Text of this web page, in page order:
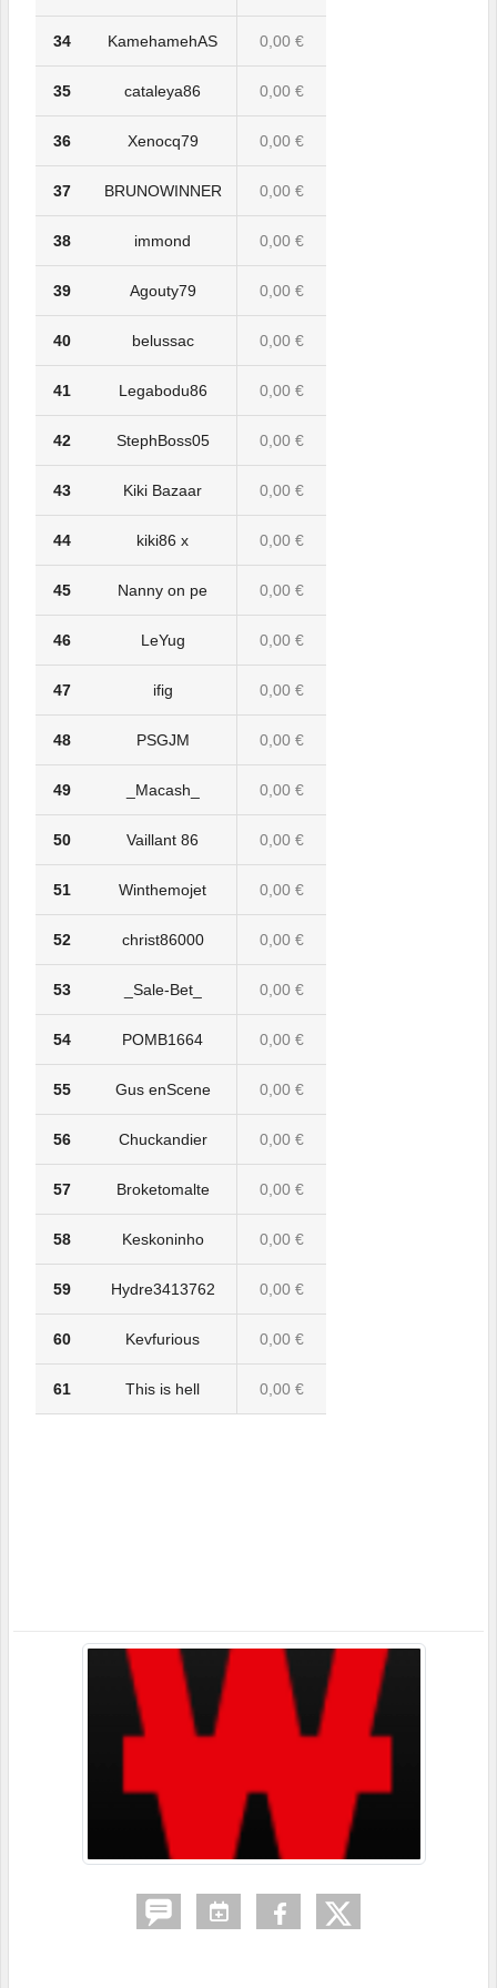
34 KamehamehAS 0,00 €
35 cataleya86 0,00 €
36 Xenocq79 0,00 €
37 BRUNOWINNER 0,00 €
38 immond 0,00 €
39 Agouty79 0,00 €
40 belussac 0,00 €
41 Legabodu86 0,00 €
42 StephBoss05 0,00 €
43 Kiki Bazaar 0,00 €
44 kiki86 x 0,00 €
45 Nanny on pe 0,00 €
46 LeYug 0,00 €
47 ifig 0,00 €
48 PSGJM 0,00 €
49 _Macash_ 0,00 €
50 Vaillant 86 0,00 €
51 Winthemojet 0,00 €
52 christ86000 0,00 €
53 _Sale-Bet_ 0,00 €
54 POMB1664 0,00 €
55 Gus enScene 0,00 €
56 Chuckandier 0,00 €
57 Broketomalte 0,00 €
58 Keskoninho 0,00 €
59 Hydre3413762 0,00 €
60 Kevfurious 0,00 €
61 This is hell 0,00 €